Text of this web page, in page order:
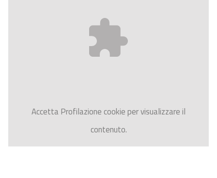
AccettaProfilazionecookie per visualizzare il
contenuto.